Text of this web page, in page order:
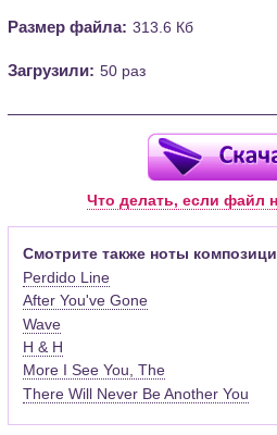
Размер файла: 313.6 Кб
Загрузили: 50 раз
Что делать, если файл
Смотрите также ноты
Perdido Line
After You've Gone
Wave
H & H
More I See You, The
There Will Never Be Another You